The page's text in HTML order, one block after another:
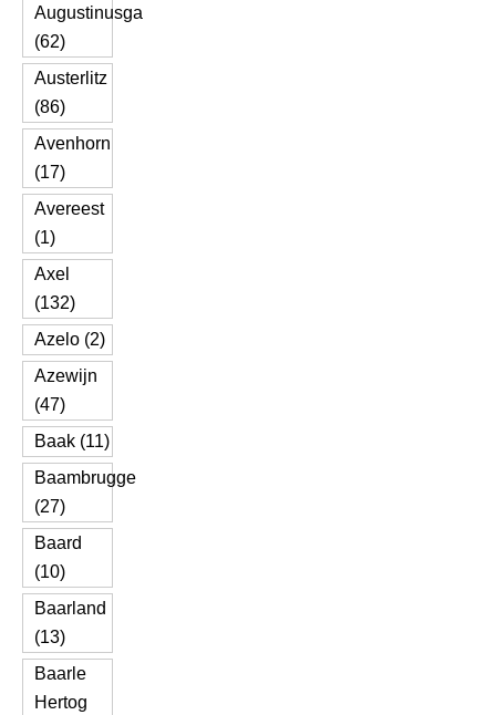
Augustinusga
(62)
Austerlitz
(86)
Avenhorn
(17)
Avereest
(1)
Axel
(132)
Azelo (2)
Azewijn
(47)
Baak (11)
Baambrugge
(27)
Baard
(10)
Baarland
(13)
Baarle
Hertog